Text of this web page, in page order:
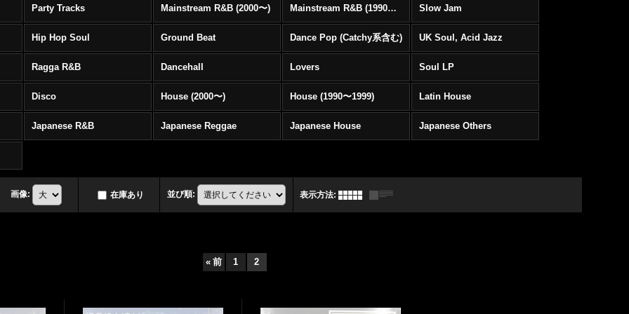
Party Tracks Mainstream R&B (2000〜) Mainstream R&B (1990〜1999) Slow Jam
Hip Hop Soul Ground Beat Dance Pop (Catchy系含む) UK Soul, Acid Jazz
Ragga R&B Dancehall Lovers Soul LP
Disco House (2000〜) House (1990〜1999) Latin House
Japanese R&B Japanese Reggae Japanese House Japanese Others
画像: 在庫あり 並び順: 表示方法:
« 前 1 2